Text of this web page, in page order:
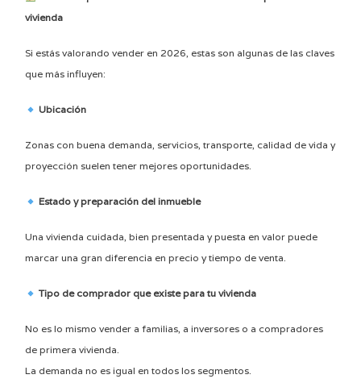
vivienda
Si estás valorando vender en 2026, estas son algunas de las claves
que más influyen:
Ubicación
Zonas con buena demanda, servicios, transporte, calidad de vida y
proyección suelen tener mejores oportunidades.
Estado y preparación del inmueble
Una vivienda cuidada, bien presentada y puesta en valor puede
marcar una gran diferencia en precio y tiempo de venta.
Tipo de comprador que existe para tu vivienda
No es lo mismo vender a familias, a inversores o a compradores
de primera vivienda.
La demanda no es igual en todos los segmentos.